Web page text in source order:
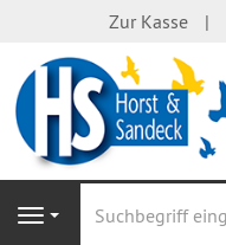
Zur Kasse
Navigation